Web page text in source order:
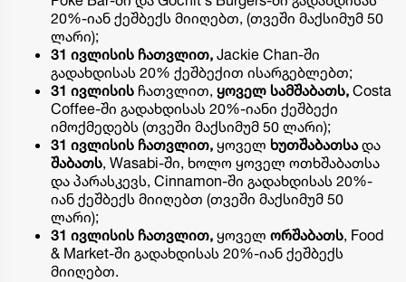
20%-იან ქეშბექს მიიღებთ, (თვეში მაქსიმუმ 50
ლარი);
31 ივლისის ჩათვლით, Jackie Chan-ში
გადახდისას 20% ქეშბექით ისარგებლებთ;
31 ივლისის ჩათვლით, ყოველ სამშაბათს, Costa
Coffee-ში გადახდისას 20%-იანი ქეშბექი
იმოქმედებს (თვეში მაქსიმუმ 50 ლარი);
31 ივლისის ჩათვლით, ყოველ ხუთშაბათსადა
შაბათს, Wasabi-ში, ხოლო ყოველ ოთხშაბათსა
და პარასკევს, Cinnamon-ში გადახდისას 20%-
იან ქეშბექს მიიღებთ (თვეში მაქსიმუმ 50
ლარი);
31 ივლისის ჩათვლით, ყოველ ორშაბათს, Food
& Market-ში გადახდისას 20%-იან ქეშბექს
მიიღებთ.